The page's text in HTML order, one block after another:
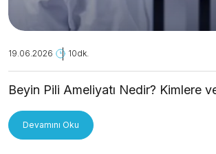
19.06.2026 10dk.
Beyin Pili Ameliyatı Nedir? Kimlere
Devamını Oku